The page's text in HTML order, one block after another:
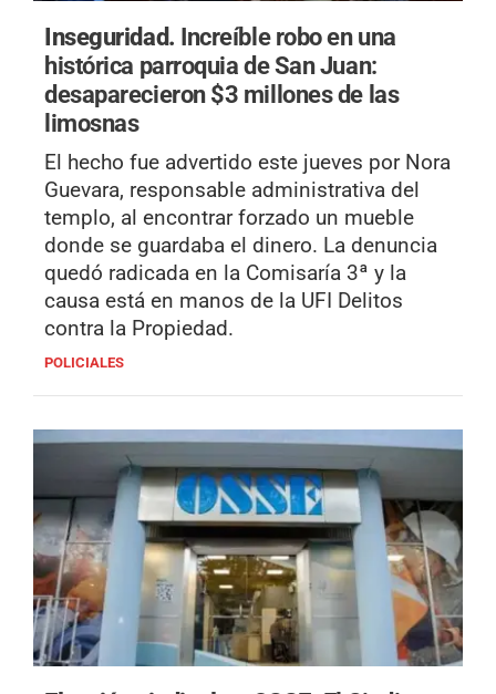
Inseguridad. Increíble robo en una
histórica parroquia de San Juan:
desaparecieron $3 millones de las
limosnas
El hecho fue advertido este jueves por Nora
Guevara, responsable administrativa del
templo, al encontrar forzado un mueble
donde se guardaba el dinero. La denuncia
quedó radicada en la Comisaría 3ª y la
causa está en manos de la UFI Delitos
contra la Propiedad.
POLICIALES